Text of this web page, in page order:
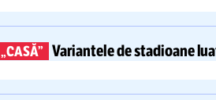
Variantele de stadioane